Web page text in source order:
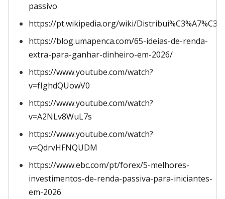
passivo
https://pt.wikipedia.org/wiki/
https://blog.umapenca.com/65-ideias-de-renda-
extra-para-ganhar-dinheiro-em-2026/
https://www.youtube.com/watch?
v=fIghdQUowV0
https://www.youtube.com/watch?
v=A2NLv8WuL7s
https://www.youtube.com/watch?
v=QdrvHFNQUDM
https://www.ebc.com/pt/forex/5-melhores-
investimentos-de-renda-passiva-para-iniciantes-
em-2026